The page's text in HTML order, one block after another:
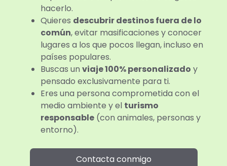
hacerlo.
Quieres descubrir destinos fuera de lo
común, evitar masificaciones y conocer
lugares a los que pocos llegan, incluso en
países populares.
Buscas un viaje 100% personalizado y
pensado exclusivamente para ti.
Eres una persona comprometida con el
medio ambiente y el turismo
responsable (con animales, personas y
entorno).
Contacta conmigo